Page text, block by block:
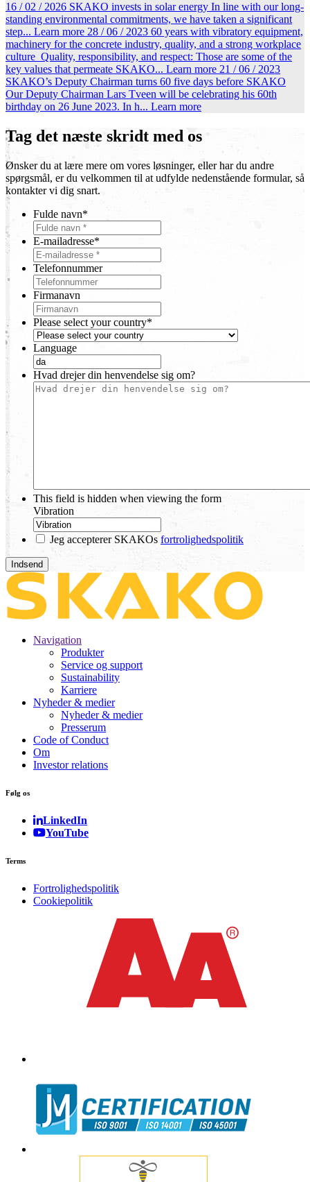
16 / 02 / 2026 SKAKO invests in solar energy In line with our long-
standing environmental commitments, we have taken a significant
step... Learn more 28 / 06 / 2023 60 years with vibratory equipment,
machinery for the concrete industry, quality, and a strong workplace
culture Quality, responsibility, and respect: Those are some of the
key values that permeate SKAKO... Learn more 21 / 06 / 2023
SKAKO’s Deputy Chairman turns 60 five days before SKAKO
Our Deputy Chairman Lars Tveen will be celebrating his 60th
birthday on 26 June 2023. In h... Learn more
Tag det næste skridt med os
Ønsker du at lære mere om vores løsninger, eller har du andre
spørgsmål, er du velkommen til at udfylde nedenstående formular, så
kontakter vi dig snart.
Fulde navn*
E-mailadresse*
Telefonnummer
Firmanavn
Please select your country*
Language
Hvad drejer din henvendelse sig om?
This field is hidden when viewing the form
Vibration
Jeg accepterer SKAKOs fortrolighedspolitik
Navigation
Produkter
Service og support
Sustainability
Karriere
Nyheder & medier
Nyheder & medier
Presserum
Code of Conduct
Om
Investor relations
Følg os
LinkedIn
YouTube
Terms
Fortrolighedspolitik
Cookiepolitik